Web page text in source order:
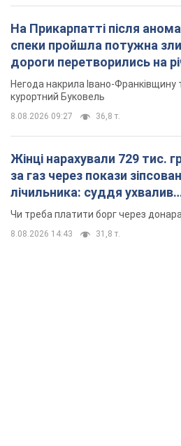
На Прикарпатті після
спеки пройшла потужна
дороги перетворились на
Відео
Негода накрила Івано-Франківщину
курортний Буковель
8.08.2026 09:27 36,8 т.
Жінці нарахували 729 тис.
за газ через покази
лічильника: суддя ухвалив
неочікуване рішення
Чи треба платити борг через
8.08.2026 14:43 31,8 т.